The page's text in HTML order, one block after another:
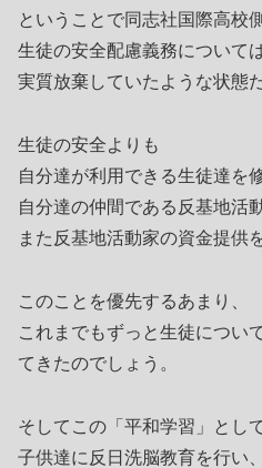
ということで同志社国際高校
生徒の安全配慮義務について
実質放棄していたような状態
生徒の安全よりも
自分達が利用できる生徒達を
自分達の仲間である反基地活
また反基地活動家の資金提供
このことを優先するあまり、
これまでもずっと生徒につい
てきたのでしょう。
そしてこの「平和学習」とし
子供達に反日洗脳教育を行い、